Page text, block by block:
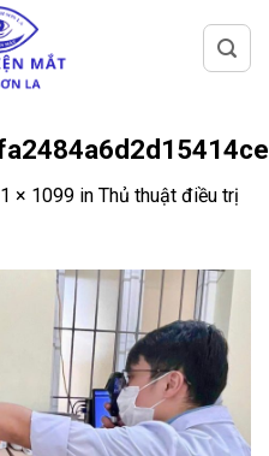
× 1099 in Thủ thuật điều trị